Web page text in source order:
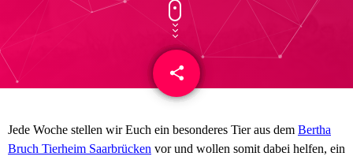
share
email
Jede Woche stellen wir Euch ein besonderes Tier aus dem Bertha
Bruch Tierheim Saarbrücken vor und wollen somit dabei helfen, ein